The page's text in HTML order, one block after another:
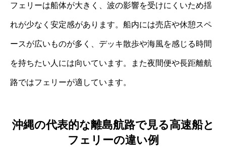
フェリーは船体が大きく、波の影響を受けにくいため揺
れが少なく安定感があります。船内には売店や休憩スペ
ースが広いものが多く、デッキ散歩や海風を感じる時間
を持ちたい人には向いています。また夜間便や長距離航
路ではフェリーが適しています。
沖縄の代表的な離島航路で見る高速船と
フェリーの違い例